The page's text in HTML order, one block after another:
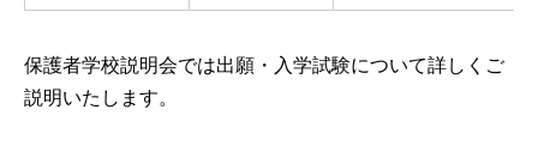
保護者学校説明会では出願・入学試験について詳しくご
説明いたします。